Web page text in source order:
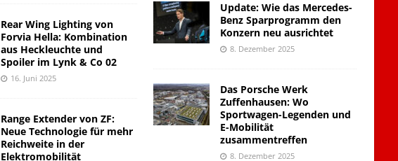
Rear Wing Lighting von
Forvia Hella: Kombination
aus Heckleuchte und
Spoiler im Lynk & Co 02
16. Juni 2025
Range Extender von ZF:
Neue Technologie für mehr
Reichweite in der
Elektromobilität
Update: Wie das Mercedes-
Benz Sparprogramm den
Konzern neu ausrichtet
8. Dezember 2025
Das Porsche Werk
Zuffenhausen: Wo
Sportwagen-Legenden und
E-Mobilität
zusammentreffen
8. Dezember 2025